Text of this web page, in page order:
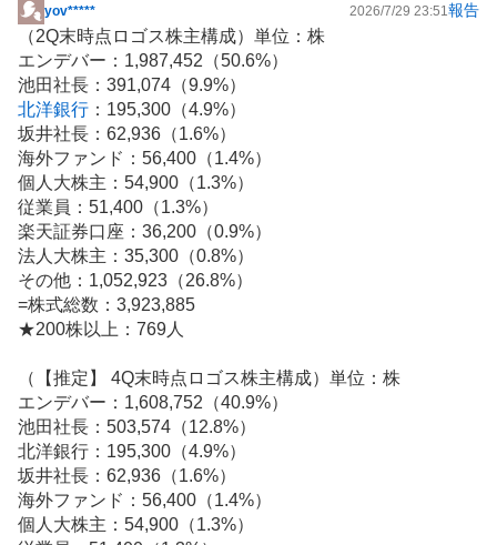
掲
示
板
記
事
yov***** 2026/7/29 23:51 報告
（2Q末時点ロゴス株主構成）単位：株
エンデバー：1,987,452（50.6%）
池田社長：391,074（9.9%）
北洋銀行 ：195,300（4.9%）
坂井社長：62,936（1.6%）
海外ファンド ：56,400（1.4%）
個人大株主：54,900（1.3%）
従業員：51,400（1.3%）
楽天証券口座：36,200（0.9%）
法人大株主：35,300（0.8%）
その他：1,052,923（26.8%）
=株式総数：3,923,885
★200株以上：769人
（【推定】 4Q末時点ロゴス株主構成）単位：株
エンデバー：1,608,752（40.9%）
池田社長：503,574（12.8%）
北洋銀行：195,300（4.9%）
坂井社長：62,936（1.6%）
海外ファンド：56,400（1.4%）
個人大株主：54,900（1.3%）